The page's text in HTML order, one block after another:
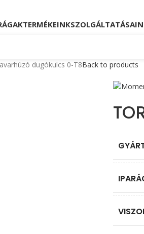
TERMÉKEINK
dugókulcs 0-T8Back to products